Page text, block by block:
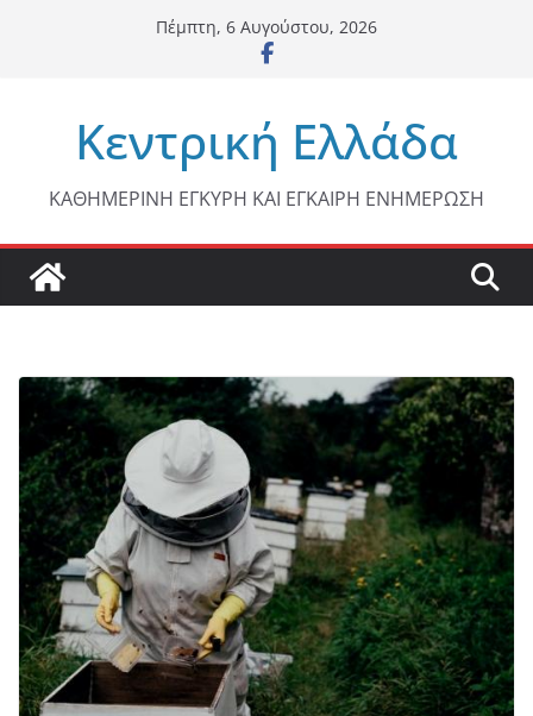
Πέμπτη, 6 Αυγούστου, 2026
Κεντρική Ελλάδα
ΚΑΘΗΜΕΡΙΝΗ ΕΓΚΥΡΗ ΚΑΙ ΕΓΚΑΙΡΗ ΕΝΗΜΕΡΩΣΗ